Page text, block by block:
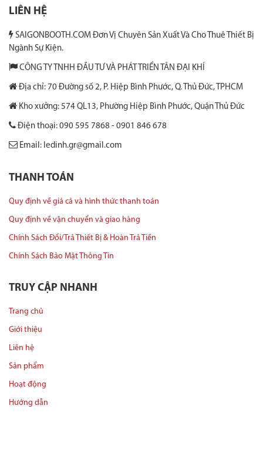
LIÊN HỆ
SAIGONBOOTH.COM Đơn Vị Chuyên Sản Xuất Và Cho Thuê Thiết Bị
Ngành Sự Kiện.
CÔNG TY TNHH ĐẦU TƯ VÀ PHÁT TRIỂN TÂN ĐẠI KHÍ
Địa chỉ: 70 Đường số 2, P. Hiệp Bình Phước, Q. Thủ Đức, TPHCM
Kho xưởng: 574 QL13, Phường Hiệp Bình Phước, Quận Thủ Đức
Điện thoại: 090 595 7868 - 0901 846 678
Email: ledinh.gr@gmail.com
THANH TOÁN
Quy định về giá cả và hình thức thanh toán
Quy định về vận chuyển và giao hàng
Chính Sách Đổi/Trả Thiết Bị & Hoàn Trả Tiền
Chính Sách Bảo Mật Thông Tin
TRUY CẬP NHANH
Trang chủ
Giới thiệu
Liên hệ
Sản phẩm
Hoạt động
Hướng dẫn